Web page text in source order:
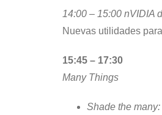
14:00 – 15:00 nVIDIA
Nuevas utilidades
15:45 – 17:30
Many Things
Shade the